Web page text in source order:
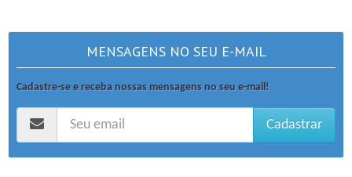
MENSAGENS NO SEU E-MAIL
Cadastre-se e receba nossas mensagens no seu e-mail!
Cadastrar